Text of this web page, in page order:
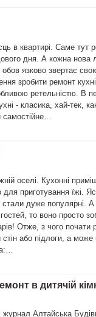
в квартирі. Саме тут
дня. А кожна нова
язково звертає
зробити ремонт
ретельністю. В
- класика, хай-тек,
самостійне…
оселі. Кухонні
приготування їжі.
стали дуже популярні.
то воно просто
Отже, з чого почати
або підлоги, а може
в дитячій
Алтайська